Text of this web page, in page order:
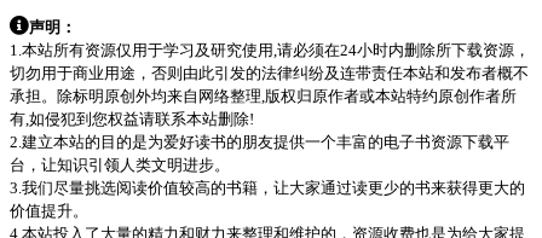
声明：
1.本站所有资源仅用于学习及研究使用,请必须在24小时内删除所下载资源，
切勿用于商业用途，否则由此引发的法律纠纷及连带责任本站和发布者概不
承担。除标明原创外均来自网络整理,版权归原作者或本站特约原创作者所
有,如侵犯到您权益请联系本站删除!
2.建立本站的目的是为爱好读书的朋友提供一个丰富的电子书资源下载平
台，让知识引领人类文明进步。
3.我们尽量挑选阅读价值较高的书籍，让大家通过读更少的书来获得更大的
价值提升。
4.本站投入了大量的精力和财力来整理和维护的，资源收费也是为给大家提